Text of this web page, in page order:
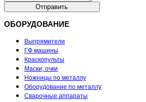
ОБОРУДОВАНИЕ
Выпрямители
ГФ машины
Краскопульты
Маски, очки
Ножницы по металлу
Оборудование по металлу
Сварочные аппараты